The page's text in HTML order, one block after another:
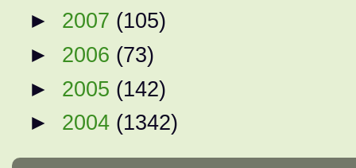
► 2007 (105)
► 2006 (73)
► 2005 (142)
► 2004 (1342)